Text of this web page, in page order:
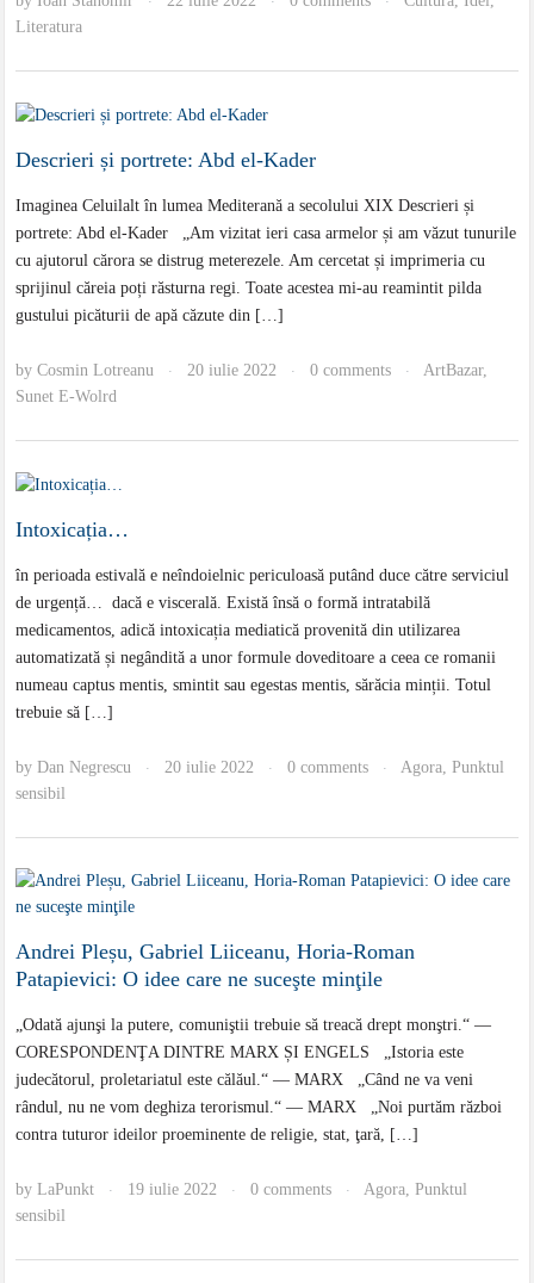
Literatura
Descrieri și portrete: Abd el-Kader
Imaginea Celuilalt în lumea Mediterană a secolului XIX Descrieri și
portrete: Abd el-Kader „Am vizitat ieri casa armelor și am văzut tunurile
cu ajutorul cărora se distrug meterezele. Am cercetat și imprimeria cu
sprijinul căreia poți răsturna regi. Toate acestea mi-au reamintit pilda
gustului picăturii de apă căzute din […]
byCosmin Lotreanu · 20 iulie 2022 · 0 comments · ArtBazar,
Sunet E-Wolrd
Intoxicația…
în perioada estivală e neîndoielnic periculoasă putând duce către serviciul
de urgență… dacă e viscerală. Există însă o formă intratabilă
medicamentos, adică intoxicația mediatică provenită din utilizarea
automatizată și negândită a unor formule doveditoare a ceea ce romanii
numeau captus mentis, smintit sau egestas mentis, sărăcia minții. Totul
trebuie să […]
byDan Negrescu · 20 iulie 2022 · 0 comments · Agora ,Punktul
sensibil
Andrei Pleșu, Gabriel Liiceanu, Horia-Roman
Patapievici: O idee care ne suceşte minţile
„Odată ajunşi la putere, comuniştii trebuie să treacă drept monştri.“ —
CORESPONDENŢA DINTRE MARX ȘI ENGELS „Istoria este
judecătorul, proletariatul este călăul.“ — MARX „Când ne va veni
rândul, nu ne vom deghiza terorismul.“ — MARX „Noi purtăm război
contra tuturor ideilor proeminente de religie, stat, ţară, […]
byLaPunkt · 19 iulie 2022 · 0 comments · Agora ,Punktul
sensibil